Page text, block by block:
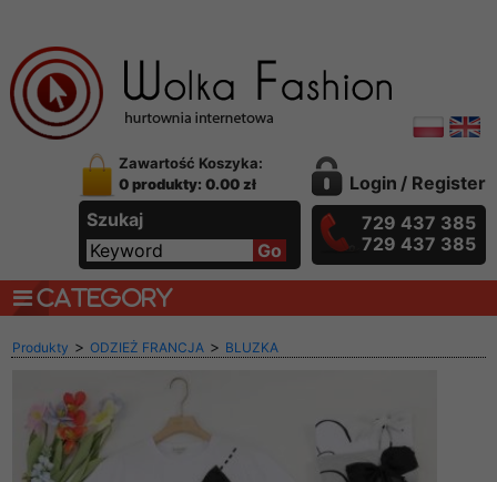
Zawartość Koszyka:
0 produkty: 0.00 zł
Szukaj
Login / Register
729 437 385
729 437 385
CATEGORY
Produkty > ODZIEŻ FRANCJA > BLUZKA